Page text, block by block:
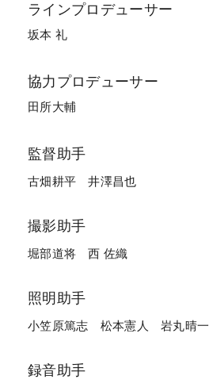
ラインプロデューサー
坂本 礼
協力プロデューサー
田所大輔
監督助手
古畑耕平 井澤昌也
撮影助手
堀部道将 西 佐織
照明助手
小笠原篤志 松本憲人 岩丸晴一
録音助手